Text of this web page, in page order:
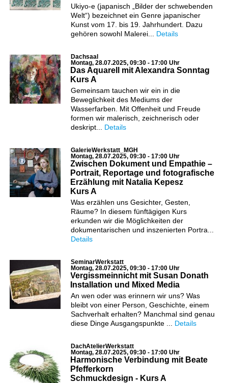
Ukiyo-e (japanisch „Bilder der schwebenden
Welt“) bezeichnet ein Genre japanischer
Kunst vom 17. bis 19. Jahrhundert. Dazu
gehören sowohl Malerei... Details
Dachsaal
Montag, 28.07.2025, 09:30 - 17:00 Uhr
Das Aquarell mit Alexandra Sonntag
Kurs A
Gemeinsam tauchen wir ein in die
Beweglichkeit des Mediums der
Wasserfarben. Mit Offenheit und Freude
formen wir malerisch, zeichnerisch oder
deskript... Details
GalerieWerkstatt_MGH
Montag, 28.07.2025, 09:30 - 17:00 Uhr
Zwischen Dokument und Empathie –
Portrait, Reportage und fotografische
Erzählung mit Natalia Kepesz
Kurs A
Was erzählen uns Gesichter, Gesten,
Räume? In diesem fünftägigen Kurs
erkunden wir die Möglichkeiten der
dokumentarischen und inszenierten Portra...
Details
SeminarWerkstatt
Montag, 28.07.2025, 09:30 - 17:00 Uhr
Vergissmeinnicht mit Susan Donath
Installation und Mixed Media
An wen oder was erinnern wir uns? Was
bleibt von einer Person, Geschichte, einem
Sachverhalt erhalten? Manchmal sind genau
diese Dinge Ausgangspunkte ... Details
DachAtelierWerkstatt
Montag, 28.07.2025, 09:30 - 17:00 Uhr
Harmonische Verbindung mit Beate
Pfefferkorn
Schmuckdesign - Kurs A